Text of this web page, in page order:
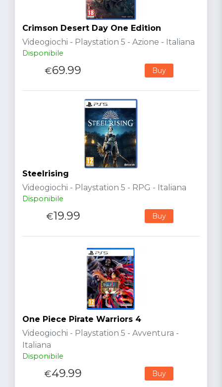
Crimson Desert Day One Edition
Videogiochi - Playstation 5 - Azione - Italiana
Disponibile
€69.99 Buy
Steelrising
Videogiochi - Playstation 5 - RPG - Italiana
Disponibile
€19.99 Buy
One Piece Pirate Warriors 4
Videogiochi - Playstation 5 - Avventura -
Italiana
Disponibile
€49.99 Buy